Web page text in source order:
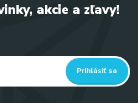
akcie a zľavy!
Prihlásiť sa